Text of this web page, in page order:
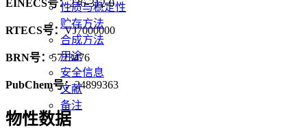
性质与稳定性
贮存方法
合成方法
用途
安全信息
文献
备注
EINECS号：236-312-0
RTECS号：VJ7000000
BRN号：5723476
PubChem号：24899363
物性数据